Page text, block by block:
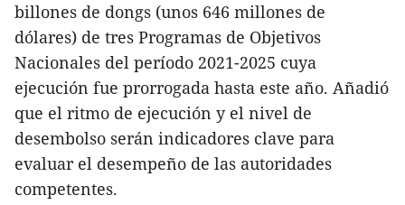
billones de dongs (unos 646 millones de
dólares) de tres Programas de Objetivos
Nacionales del período 2021-2025 cuya
ejecución fue prorrogada hasta este año. Añadió
que el ritmo de ejecución y el nivel de
desembolso serán indicadores clave para
evaluar el desempeño de las autoridades
competentes.